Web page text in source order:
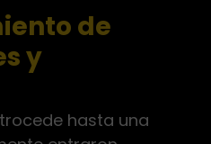
de
y
hasta una